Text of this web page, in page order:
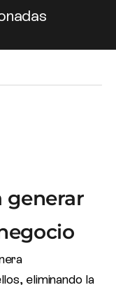
generar
eliminando la